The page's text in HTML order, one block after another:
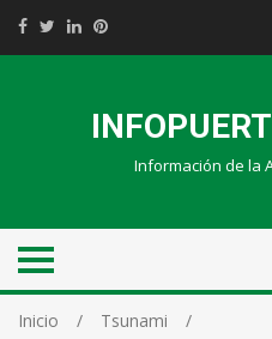
Información de la
Inicio
Tsunami